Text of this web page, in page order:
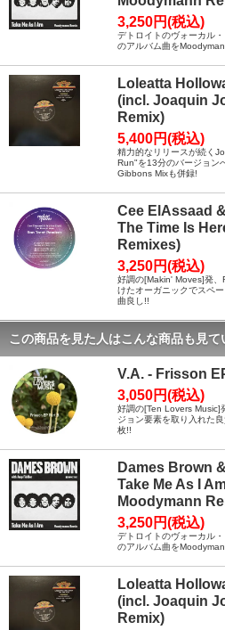
3,250円(税込)
デトロイトのヴォーカル
のアルバム曲を
Loleatta
(incl. Joaquin
Remix)
5,400円(税込)
精力的なリリースが続く
Run"を13分のバージョン
Gibbons Mixも併録!
Cee ElAssaad
The Time Is
Remixes)
3,250円(税込)
好調の[Makin' Moves]発
けたオーガニックでスペ
曲良し!!
この商品を見た人はこんな商品も見て
V.A. - Frisson
3,050円(税込)
好調の[Ten Lovers Music]
ジョン要素を取り入れた
枚!!
Dames Brown
Take Me As I
Moodymann
3,250円(税込)
デトロイトのヴォーカル
のアルバム曲を
Loleatta
(incl. Joaquin
Remix)